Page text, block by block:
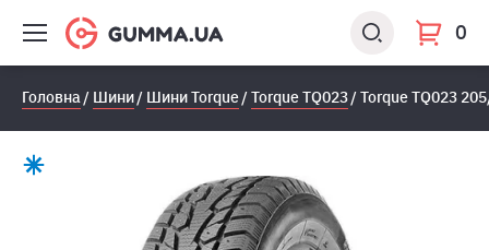
0
Головна Шини Шини Torque Torque TQ023 Torque TQ023